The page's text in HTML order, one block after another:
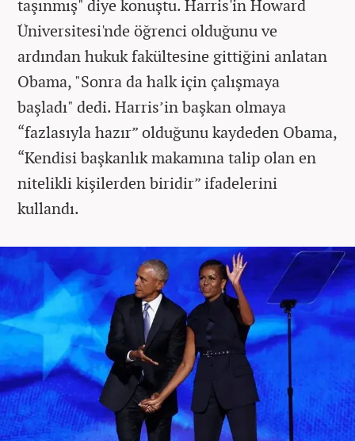
taşınmış" diye konuştu. Harris'in Howard
Üniversitesi'nde öğrenci olduğunu ve
ardından hukuk fakültesine gittiğini anlatan
Obama, "Sonra da halk için çalışmaya
başladı" dedi. Harris’in başkan olmaya
“fazlasıyla hazır” olduğunu kaydeden Obama,
“Kendisi başkanlık makamına talip olan en
nitelikli kişilerden biridir” ifadelerini
kullandı.